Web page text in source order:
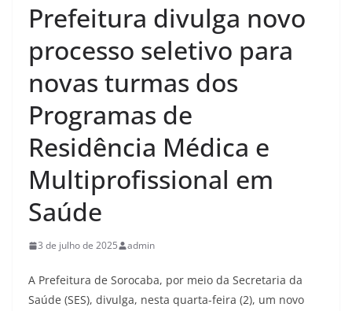
Prefeitura divulga novo
processo seletivo para
novas turmas dos
Programas de
Residência Médica e
Multiprofissional em
Saúde
3 de julho de 2025 admin
A Prefeitura de Sorocaba, por meio da Secretaria da
Saúde (SES), divulga, nesta quarta-feira (2), um novo